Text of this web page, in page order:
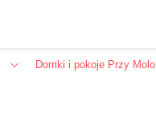
Domki i pokoje Przy Molo